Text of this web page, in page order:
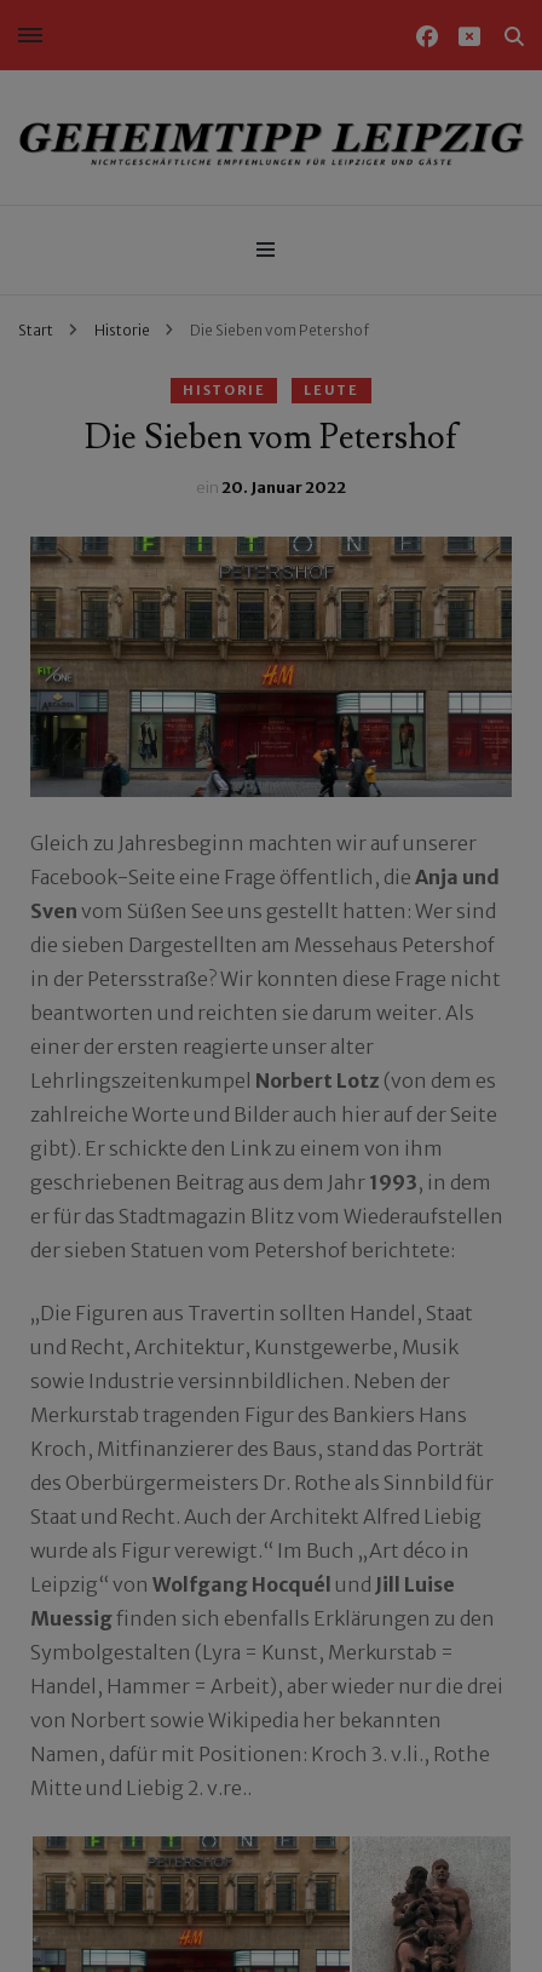
Nichtgeschäftliche Empfehlungen für Leipziger und Gäste
Start Historie Die Sieben vom Petershof
HISTORIE LEUTE
Die Sieben vom Petershof
ein20. Januar 2022
Gleich zu Jahresbeginn machten wir auf unserer
Facebook-Seite eine Frage öffentlich, die Anja und
Sven vom Süßen See uns gestellt hatten: Wer sind
die sieben Dargestellten am Messehaus Petershof
in der Petersstraße? Wir konnten diese Frage nicht
beantworten und reichten sie darum weiter. Als
einer der ersten reagierte unser alter
Lehrlingszeitenkumpel Norbert Lotz (von dem es
zahlreiche Worte und Bilder auch hier auf der Seite
gibt). Er schickte den Link zu einem von ihm
geschriebenen Beitrag aus dem Jahr 1993, in dem
er für das Stadtmagazin Blitz vom Wiederaufstellen
der sieben Statuen vom Petershof berichtete:
„Die Figuren aus Travertin sollten Handel, Staat
und Recht, Architektur, Kunstgewerbe, Musik
sowie Industrie versinnbildlichen. Neben der
Merkurstab tragenden Figur des Bankiers Hans
Kroch, Mitfinanzierer des Baus, stand das Porträt
des Oberbürgermeisters Dr. Rothe als Sinnbild für
Staat und Recht. Auch der Architekt Alfred Liebig
wurde als Figur verewigt.“ Im Buch „Art déco in
Leipzig“ von Wolfgang Hocquél und Jill Luise
Muessigfinden sich ebenfalls Erklärungen zu den
Symbolgestalten (Lyra = Kunst, Merkurstab =
Handel, Hammer = Arbeit), aber wieder nur die drei
von Norbert sowie Wikipedia her bekannten
Namen, dafür mit Positionen: Kroch 3. v.li., Rothe
Mitte und Liebig 2. v.re..